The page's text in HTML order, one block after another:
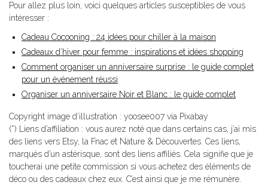
Pour allez plus loin, voici quelques articles susceptibles de vous
intéresser :
Cadeau Cocooning : 24 idées pour chiller à la maison
Cadeaux d’hiver pour femme : inspirations et idées shopping
Comment organiser un anniversaire surprise : le guide complet
pour un événement réussi
Organiser un anniversaire Noir et Blanc : le guide complet
Copyright image d’illustration : yoosee007 via Pixabay
(*) Liens d’affiliation : vous aurez noté que dans certains cas, j’ai mis
des liens vers Etsy, la Fnac et Nature & Découvertes. Ces liens,
marqués d’un astérisque, sont des liens affiliés. Cela signifie que je
toucherai une petite commission si vous achetez des éléments de
déco ou des cadeaux chez eux. C’est ainsi que je me rémunère.